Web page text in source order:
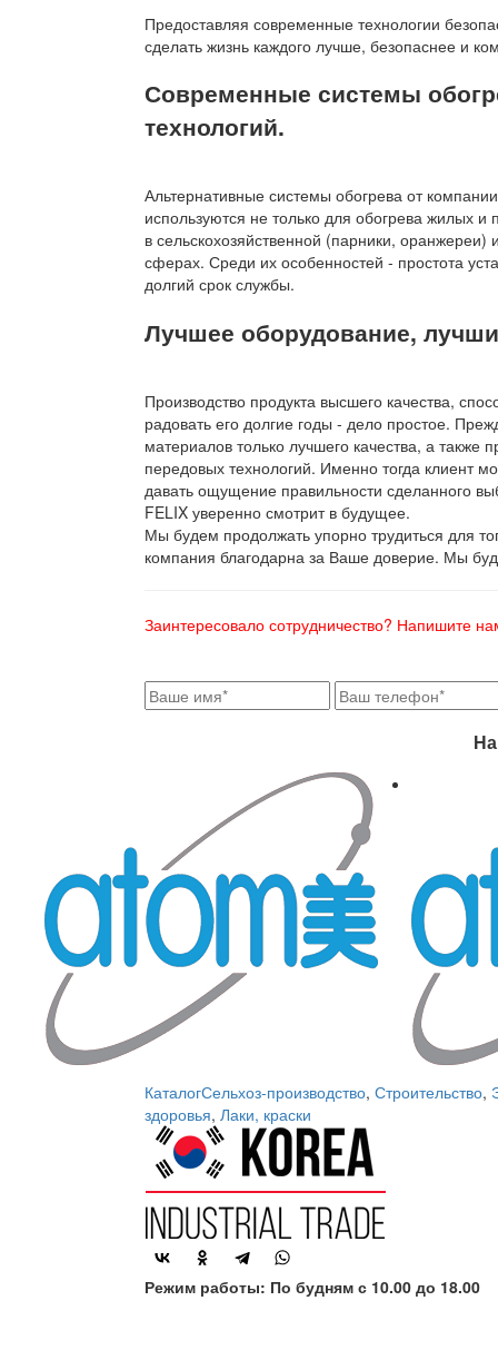
Предоставляя современные технологии
сделать жизнь каждого лучше, безопаснее и
Современные системы
технологий.
Альтернативные системы обогрева от
используются не только для обогрева жилых
в сельскохозяйственной (парники,
сферах. Среди их особенностей - простота
долгий срок службы.
Лучшее оборудование,
Производство продукта высшего качества,
радовать его долгие годы - дело простое.
материалов только лучшего качества, а
передовых технологий. Именно тогда клиент
давать ощущение правильности сделанного
FELIX уверенно смотрит в будущее.
Мы будем продолжать упорно трудиться для
компания благодарна за Ваше доверие. Мы
Заинтересовало сотрудничество? Напишите
КаталогСельхоз-производство, Строительство,
здоровья, Лаки, краски
Режим работы: По будням с 10.00 до 18.00